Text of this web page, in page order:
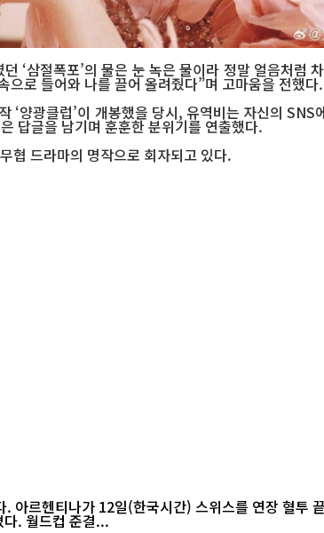
‘삼절폭포’의 물은 눈 녹은 물이라 정말 얼음처럼
로 들어와 나를 끌어 올려줬다”며 고마움을 전했다.
양광클럽’이 개봉했을 당시, 유역비는 자신의
답글을 남기며 훈훈한 분위기를 연출했다.
협 드라마의 명작으로 회자되고 있다.
르헨티나가 12일(한국시간) 스위스를 연장 혈투
다. 월드컵 준결...